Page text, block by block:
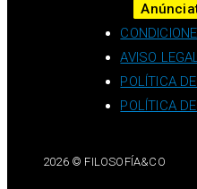
AVISO
POLÍTICA
POLÍTICA
2026 © FILOSOFÍA&CO